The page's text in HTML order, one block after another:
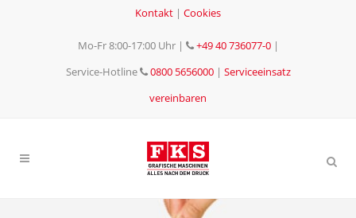
Kontakt | Cookies
Mo-Fr 8:00-17:00 Uhr| +49 40 736077-0|
Service-Hotline
0800 5656000| Serviceeinsatz
vereinbaren